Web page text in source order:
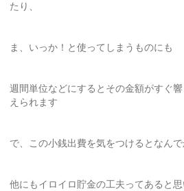
たり、
ま、いっか！と使ってしまうものにも
週間単位などにするとその金額がすぐ
えられます
で、この小銭出費を気をつけるとなん
他にもイロイロ貯金の工夫ってあると